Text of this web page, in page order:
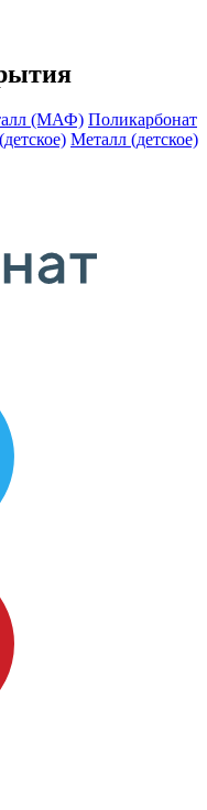
(МАФ) Поликарбонат
Металл (детское)